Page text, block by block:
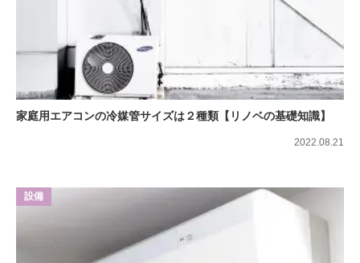
家庭用エアコンの冷媒管サイズは２種類【リノベの基礎知識】
2022.08.21
設備